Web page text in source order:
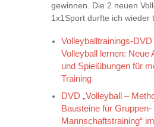
gewinnen. Die 2 neuen
1x1Sport durfte ich wieder
Volleyballtrainings-
Volleyball lernen: Neue
und Spielübungen für
Training
DVD „Volleyball –
Bausteine für Gruppen-
Mannschaftstraining“